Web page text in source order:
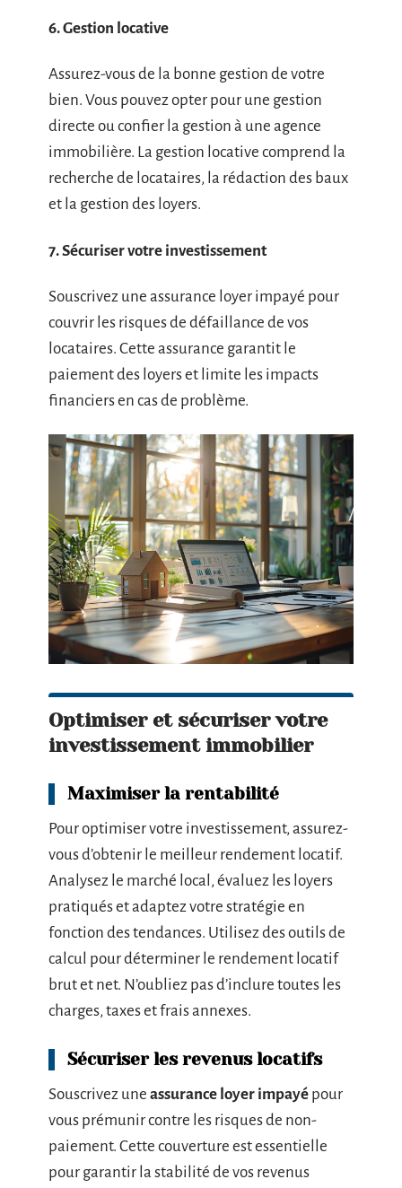
6. Gestion locative
Assurez-vous de la bonne gestion de votre
bien. Vous pouvez opter pour une gestion
directe ou confier la gestion à une agence
immobilière. La gestion locative comprend la
recherche de locataires, la rédaction des baux
et la gestion des loyers.
7. Sécuriser votre investissement
Souscrivez une assurance loyer impayé pour
couvrir les risques de défaillance de vos
locataires. Cette assurance garantit le
paiement des loyers et limite les impacts
financiers en cas de problème.
Optimiser et sécuriser votre
investissement immobilier
Maximiser la rentabilité
Pour optimiser votre investissement, assurez-
vous d’obtenir le meilleur rendement locatif.
Analysez le marché local, évaluez les loyers
pratiqués et adaptez votre stratégie en
fonction des tendances. Utilisez des outils de
calcul pour déterminer le rendement locatif
brut et net. N’oubliez pas d’inclure toutes les
charges, taxes et frais annexes.
Sécuriser les revenus locatifs
Souscrivez une assurance loyer impayé pour
vous prémunir contre les risques de non-
paiement. Cette couverture est essentielle
pour garantir la stabilité de vos revenus